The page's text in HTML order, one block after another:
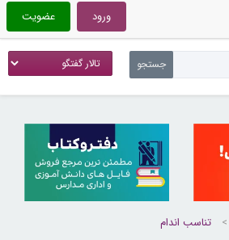
عضویت ورود
تناسب اندام